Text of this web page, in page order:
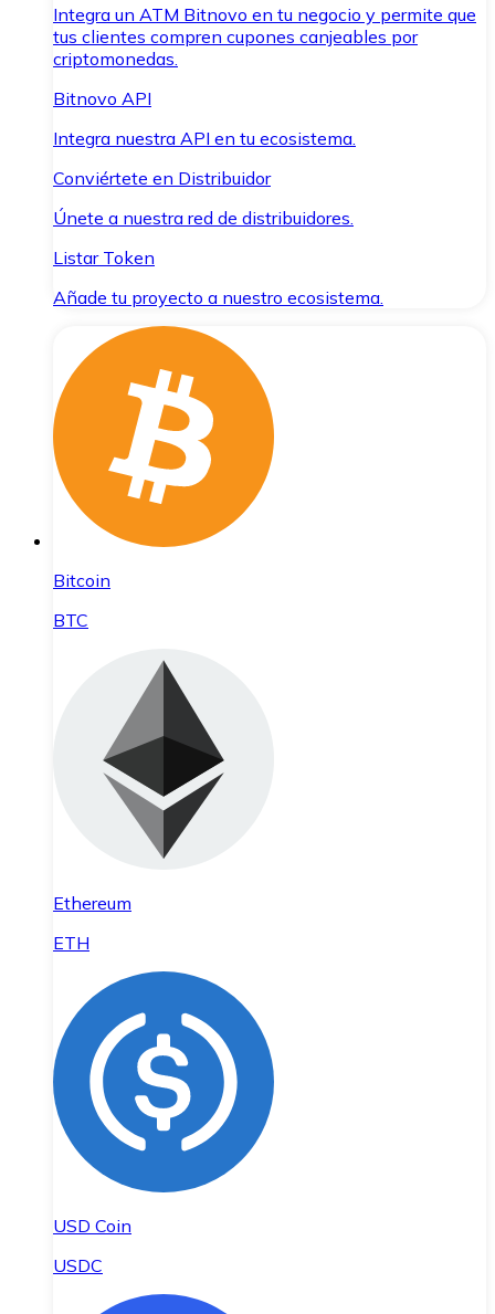
Integra un ATM Bitnovo en tu negocio y permite que
tus clientes compren cupones canjeables por
criptomonedas.
Bitnovo API
Integra nuestra API en tu ecosistema.
Conviértete en Distribuidor
Únete a nuestra red de distribuidores.
Listar Token
Añade tu proyecto a nuestro ecosistema.
Bitcoin
BTC
Ethereum
ETH
USD Coin
USDC